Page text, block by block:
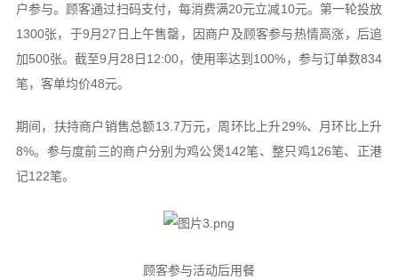
户参与。顾客通过扫码支付，每消费满20元立减10元。第一轮投放
1300张，于9月27日上午售罄，因商户及顾客参与热情高涨，后追
加500张。截至9月28日12:00，使用率达到100%，参与订单数834
笔，客单均价48元。
期间，扶持商户销售总额13.7万元，周环比上升29%、月环比上升
8%。参与度前三的商户分别为鸡公煲142笔、整只鸡126笔、正港
记122笔。
顾客参与活动后用餐